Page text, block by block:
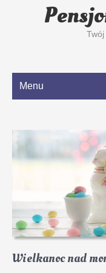
Menu
Wielkanoc nad